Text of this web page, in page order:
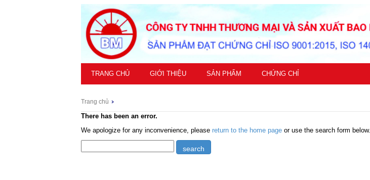
TRANG CHỦ GIỚI THIỆU SẢN PHẨM CHỨNG CHỈ
Trang chủ
There has been an error.
We apologize for any inconvenience, please return to the home page or use the search form below.